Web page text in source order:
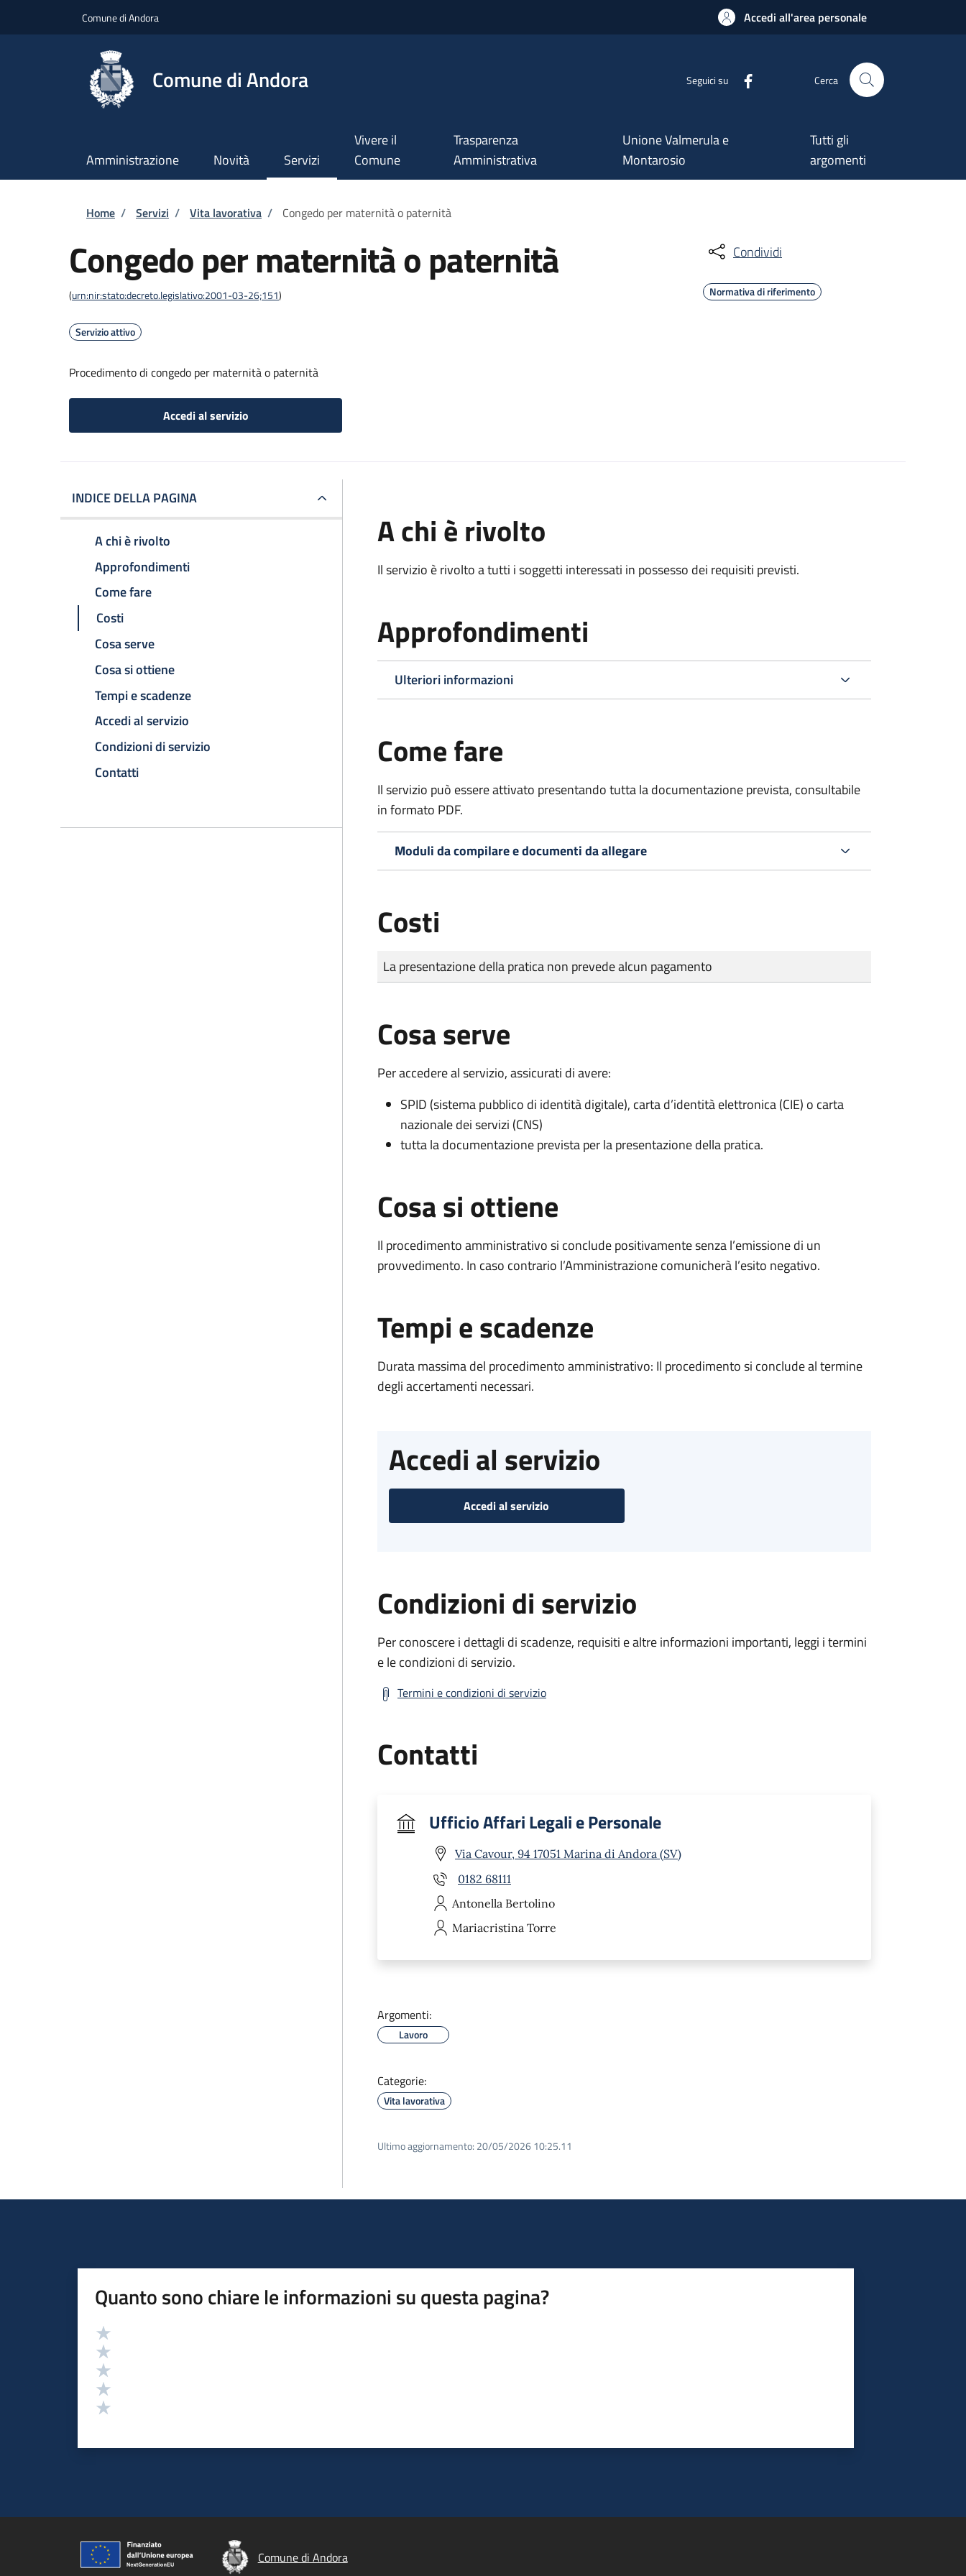
Comune di Andora Accedi all'area personale
Comune di Andora Seguici su Cerca
Amministrazione Novità Servizi
Vivere il
Comune
Trasparenza
Amministrativa
Unione Valmerula e
Montarosio
Tutti gli
argomenti
Briciole di pane
Home / Servizi / Vita lavorativa / Congedo per maternità o paternità
Congedo per maternità o paternità
(urn:nir:stato:decreto.legislativo:2001-03-26;151)
Servizio attivo
Procedimento di congedo per maternità o paternità
Accedi al servizio
Condividi
Normativa di riferimento
INDICE DELLA PAGINA
A chi è rivolto
Approfondimenti
Come fare
Costi
Cosa serve
Cosa si ottiene
Tempi e scadenze
Accedi al servizio
Condizioni di servizio
Contatti
A chi è rivolto
Il servizio è rivolto a tutti i soggetti interessati in possesso dei requisiti previsti.
Approfondimenti
Ulteriori informazioni
Come fare
Il servizio può essere attivato presentando tutta la documentazione prevista, consultabile
in formato PDF.
Moduli da compilare e documenti da allegare
Costi
Tipo di pagamento
Importo
La presentazione della pratica non prevede alcun pagamento
Cosa serve
Per accedere al servizio, assicurati di avere:
SPID (sistema pubblico di identità digitale), carta d’identità elettronica (CIE) o carta
nazionale dei servizi (CNS)
tutta la documentazione prevista per la presentazione della pratica.
Cosa si ottiene
Il procedimento amministrativo si conclude positivamente senza l’emissione di un
provvedimento. In caso contrario l’Amministrazione comunicherà l’esito negativo.
Tempi e scadenze
Durata massima del procedimento amministrativo: Il procedimento si conclude al termine
degli accertamenti necessari.
Accedi al servizio
Accedi al servizio
Condizioni di servizio
Per conoscere i dettagli di scadenze, requisiti e altre informazioni importanti, leggi i termini
e le condizioni di servizio.
Termini e condizioni di servizio
Contatti
Ufficio Affari Legali e Personale
Via Cavour, 94 17051 Marina di Andora (SV)
0182 68111
Antonella Bertolino
Mariacristina Torre
Argomenti:
Lavoro
Categorie:
Vita lavorativa
Ultimo aggiornamento: 20/05/2026 10:25.11
Quanto sono chiare le informazioni su questa pagina?
Valutazione
Comune di Andora